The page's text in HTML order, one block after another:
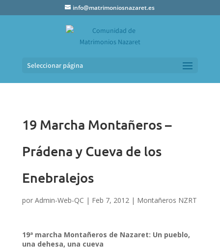
info@matrimoniosnazaret.es
Seleccionar página
19 Marcha Montañeros –
Prádena y Cueva de los
Enebralejos
por Admin-Web-QC | Feb 7, 2012| Montañeros NZRT
19ª marcha Montañeros de Nazaret: Un pueblo,
una dehesa, una cueva